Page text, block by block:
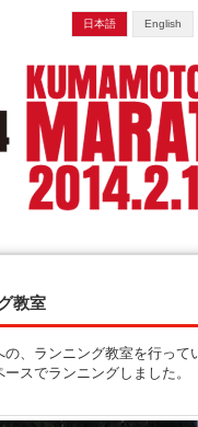
English
日本語
教室
、ランニング教室を行って
スでランニングしました。